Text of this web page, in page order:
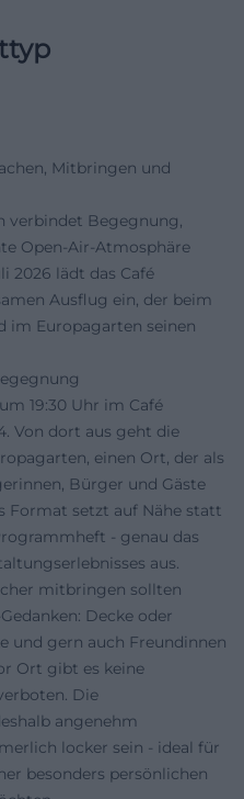
Mitbringen und
verbindet Begegnung,
Open-Air-Atmosphäre
2026 lädt das Café
Ausflug ein, der beim
im Europagarten seinen
19:30 Uhr im Café
Von dort aus geht die
einen Ort, der als
Bürger und Gäste
Format setzt auf Nähe statt
- genau das
aus.
mitbringen sollten
Decke oder
und gern auch Freundinnen
Ort gibt es keine
Die
angenehm
locker sein - ideal für
besonders persönlichen